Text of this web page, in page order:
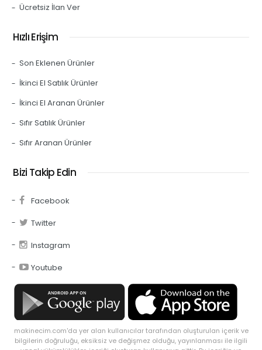
Ücretsiz İlan Ver
Hızlı Erişim
Son Eklenen Ürünler
İkinci El Satılık Ürünler
İkinci El Aranan Ürünler
Sıfır Satılık Ürünler
Sıfır Aranan Ürünler
Bizi Takip Edin
Facebook
Twitter
Instagram
Youtube
makinecim.com'da yer alan kullanıcılar tarafından oluşturulan içerik ve
bilgilerin doğruluğu, eksiksiz ve değişmez olduğu, yayınlanması ile ilgili